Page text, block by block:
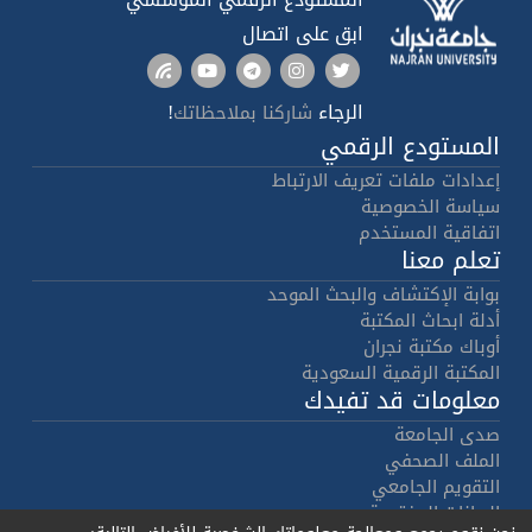
ابق على اتصال
الرجاء شاركنا بملاحظاتك!
المستودع الرقمي
إعدادات ملفات تعريف الارتباط
سياسة الخصوصية
اتفاقية المستخدم
تعلم معنا
بوابة الإكتشاف والبحث الموحد
أدلة ابحاث المكتبة
أوباك مكتبة نجران
المكتبة الرقمية السعودية
معلومات قد تفيدك
صدى الجامعة
الملف الصحفي
التقويم الجامعي
البيانات المفتوحة